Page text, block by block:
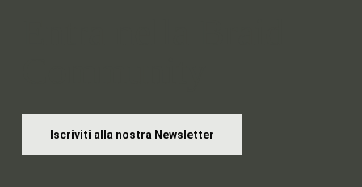
Iscriviti alla nostra Newsletter